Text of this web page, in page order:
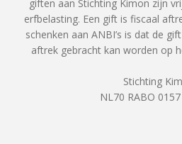
giften aan Stichting Kimon zijn
erfbelasting. Een gift is fiscaal
schenken aan ANBI’s is dat de
aftrek gebracht kan worden op
Stichting
NL70 RABO